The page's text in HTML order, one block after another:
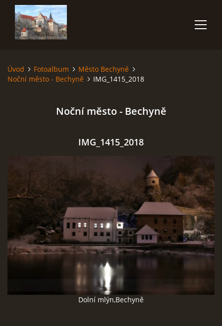
ÚVOD
POUŽITÁ TECHNIKA
JAK FOTOGRAFOVAT BLESKY
NÁVŠTĚVNÍ KNIHA
Milan Hořejší
Úvod Fotoalbum
Město Bechyně
Noční město - Bechyně
IMG_1415_2018
Noční město - Bechyně
IMG_1415_2018
Dolní mlýn,Bechyně